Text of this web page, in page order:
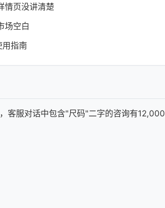
情页没讲清楚
场空白
指南
客服对话中包含"尺码"二字的咨询有